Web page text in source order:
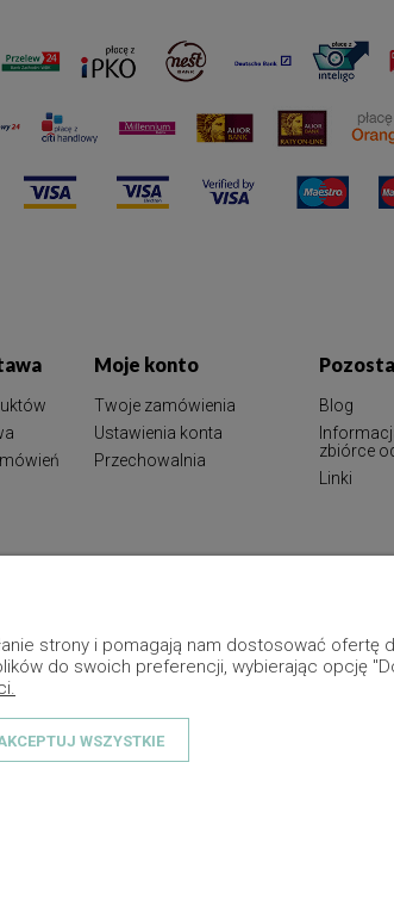
Moje konto
Twoje zamówienia
Ustawienia konta
Przechowalnia
Blog
zbiórce
Linki
strony i pomagają nam dostosować
do swoich preferencji, wybierając opcję
WSZYSTKIE